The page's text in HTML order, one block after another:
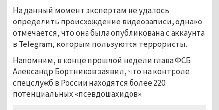
На данный момент экспертам не удалось
определить происхождение видеозаписи, однако
отмечается, что она была опубликована с аккаунта
в Telegram, которым пользуются террористы.
Напомним, в конце прошлой недели глава ФСБ
Александр Бортников заявил, что на контроле
спецслужб в России находятся более 220
потенциальных «псевдошахидов».